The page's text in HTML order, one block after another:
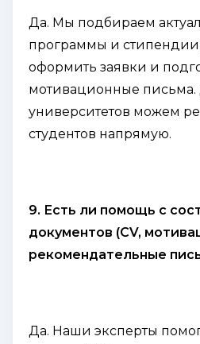
Да. Мы подбираем
программы и
оформить заявки и
мотивационные письма.
университетов можем
студентов напрямую.
9. Есть ли помощь с
документов (CV,
рекомендательные
Да. Наши эксперты